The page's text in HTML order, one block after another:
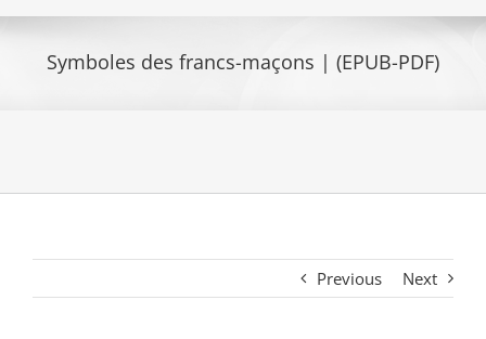
Symboles des francs-maçons | (EPUB-PDF)
Previous Next